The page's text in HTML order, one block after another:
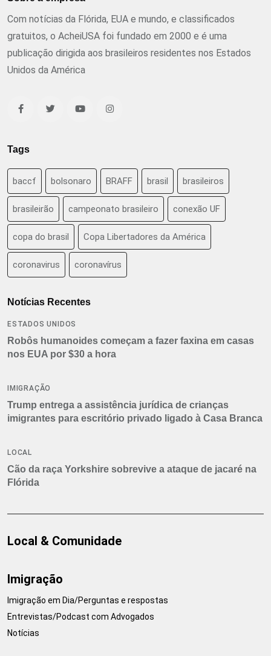
Com notícias da Flórida, EUA e mundo, e classificados
gratuitos, o AcheiUSA foi fundado em 2000 e é uma
publicação dirigida aos brasileiros residentes nos Estados
Unidos da América
Tags
baccf bolsonaro BRAFF brasil brasileiros
brasileirão campeonato brasileiro conexão UF
copa do brasil Copa Libertadores da América
coronavirus coronavírus
Notícias Recentes
ESTADOS UNIDOS
Robôs humanoides começam a fazer faxina em casas
nos EUA por $30 a hora
IMIGRAÇÃO
Trump entrega a assistência jurídica de crianças
imigrantes para escritório privado ligado à Casa Branca
LOCAL
Cão da raça Yorkshire sobrevive a ataque de jacaré na
Flórida
Local & Comunidade
Imigração
Imigração em Dia/Perguntas e respostas
Entrevistas/Podcast com Advogados
Notícias